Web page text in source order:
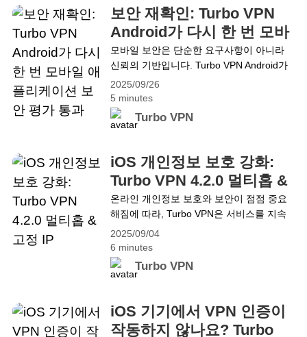
Mixpanel이 보안 사고를 겪으며 제한된 사
용자 메타데이터가 노출되었고, 이는 서드
파티 플랫폼에서의 데이터 처리와 관련된
위험을 부각시켰습니다.&hellip; Continue
reading Mixpanel 데이터 유출 2025: Turbo
VPN으로 안전하게 보호하는 방법
2025/09/26
5 minutes
Turbo VPN
보안 재확인: Turbo VPN
Android가 다시 한 번 모바
일 애플리케이션 보안 평가
통과
모바일 보안은 단순한 요구사항이 아니라
신뢰의 기반입니다. Turbo VPN Android가
다시 한 번 모바일 애플리케이션 보안 평가
(MASA)를 통과하고, 독립 보안 리뷰 배지
가 공식적으로 활성화되었음을 알려드리게
되어 기쁩니다🎉. 이번 성취는 처음이 아니
디서나 안심하고 연결할 수 있는 신뢰성을
제공하려는 저희의 노력을 다시 한번 증명
합니다. Turbo VPN을 사용하면 속도와 안
전성 중 하나를&hellip; Continue reading
보안 재확인: Turbo VPN Android가 다시 한
번 모바일 애플리케이션 보안 평가 통과
2025/09/04
6 minutes
Turbo VPN
iOS 개인정보 보호 강화:
Turbo VPN 4.2.0 멀티홉 &
고정 IP
온라인 개인정보 보호와 보안이 점점 중요
해짐에 따라, Turbo VPN은 서비스를 지속
적으로 개선하고 있습니다. Turbo VPN
4.2.0 for iOS가 다음 주에 출시될 예정임을
기쁘게 알려드립니다! 이번 새 버전에서는
두 가지 기대되는 기능이 도입됩니다: 멀티
보 보호와 안정적인 연결을 제공하여 이전
보다 안전하고 원활한 온라인 경험을 가능
하게 합니다. • 멀티홉(Multihop) 은 인터넷
iOS 기기에서 VPN 인증이
작동하지 않나요? Turbo